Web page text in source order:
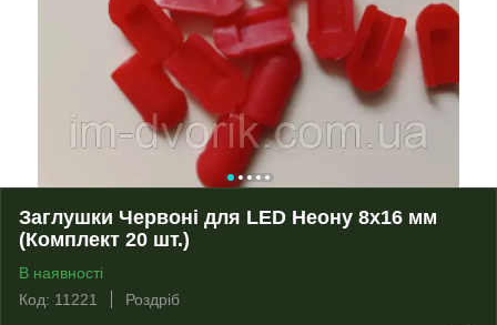
Заглушки Червоні для LED Неону 8х16 мм
(Комплект 20 шт.)
В наявності
Код: 11221
Роздріб